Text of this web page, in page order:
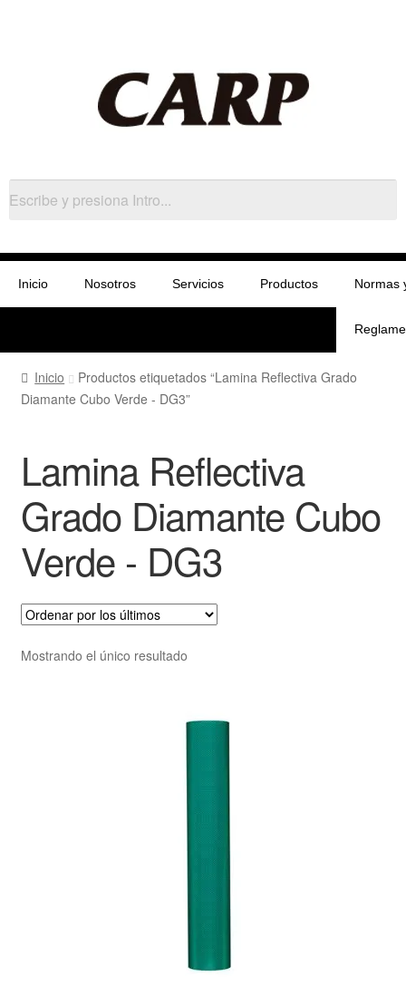
Inicio Nosotros Servicios Productos Normas
Inicio
Productos etiquetados “Lamina Reflectiva Grado
Diamante Cubo Verde - DG3”
Lamina Reflectiva
Grado Diamante Cubo
Verde - DG3
Mostrando el único resultado